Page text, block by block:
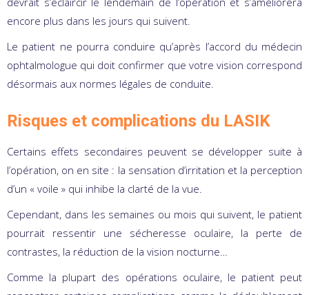
encore plus dans les jours qui suivent.
Le patient ne pourra conduire qu’après l’accord du médecin
ophtalmologue qui doit confirmer que votre vision correspond
désormais aux normes légales de conduite.
Risques et complications du LASIK
Certains effets secondaires peuvent se développer suite à
l’opération, on en site : la sensation d’irritation et la perception
d’un « voile » qui inhibe la clarté de la vue.
Cependant, dans les semaines ou mois qui suivent, le patient
pourrait ressentir une sécheresse oculaire, la perte de
contrastes, la réduction de la vision nocturne…
Comme la plupart des opérations oculaire, le patient peut